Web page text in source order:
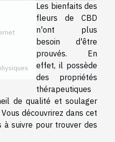
Les bienfaits des
fleurs de CBD
n'ont plus
besoin d'être
prouvés. En
effet, il possède
des propriétés
thérapeutiques
de qualité et soulager
découvrirez dans cet
à suivre pour trouver des